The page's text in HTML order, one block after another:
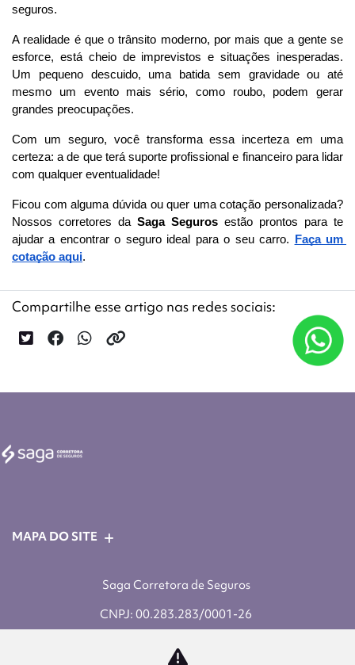
seguros.
A realidade é que o trânsito moderno, por mais que a gente se
esforce, está cheio de imprevistos e situações inesperadas.
Um pequeno descuido, uma batida sem gravidade ou até
mesmo um evento mais sério, como roubo, podem gerar
grandes preocupações.
Com um seguro, você transforma essa incerteza em uma
certeza: a de que terá suporte profissional e financeiro para lidar
com qualquer eventualidade!
Ficou com alguma dúvida ou quer uma cotação personalizada?
Nossos corretores da Saga Seguros estão prontos para te
ajudar a encontrar o seguro ideal para o seu carro.
Faça um
cotação aqui.
Compartilhe esse artigo nas redes sociais:
MAPA DO SITE
Saga Corretora de Seguros
CNPJ: 00.283.283/0001-26